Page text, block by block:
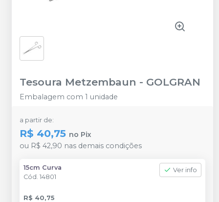
Tesoura Metzembaun - GOLGRAN
Embalagem com 1 unidade
a partir de:
R$ 40,75 no Pix
ou R$ 42,90 nas demais condições
15cm Curva
Cód. 14801
Ver info
R$ 40,75